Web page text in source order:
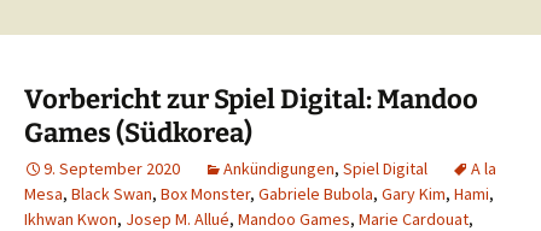
Vorbericht zur Spiel Digital: Mandoo
Games (Südkorea)
9. September 2020 Ankündigungen, Spiel Digital
A la
Mesa, Black Swan, Box Monster, Gabriele Bubola, Gary Kim, Hami,
Ikhwan Kwon, Josep M. Allué, Mandoo Games, Marie Cardouat,